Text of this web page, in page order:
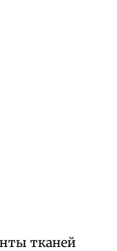
тканей